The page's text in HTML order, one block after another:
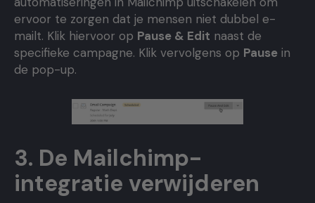
ervoor te zorgen dat je mensen niet dubbel e-
mailt. Klik hiervoor op Pause & Edit naast de
specifieke campagne. Klik vervolgens op Pause in
de pop-up.
3. De Mailchimp-
integratie verwijderen